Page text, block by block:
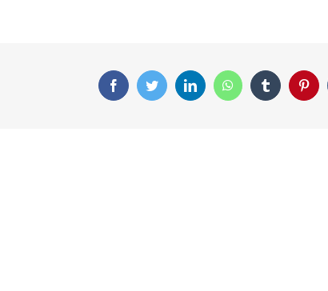
FacebookTwitterLinkedInWhatsAppTumblr